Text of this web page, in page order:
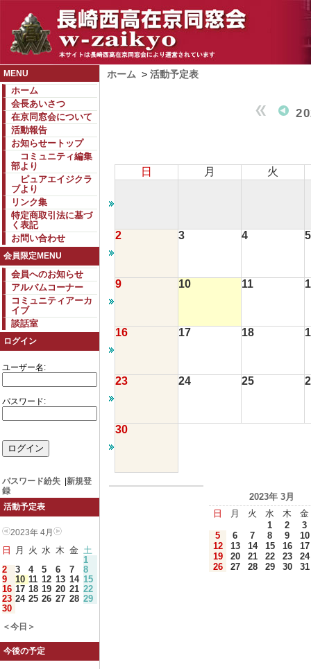
MENU
ホーム
会長あいさつ
在京同窓会について
活動報告
お知らせートップ
コミュニティ編集
部より
ピュアエイジクラ
ブより
リンク集
特定商取引法に基づ
く表記
お問い合わせ
会員限定MENU
会員へのお知らせ
アルバムコーナー
コミュニティアーカ
イブ
談話室
ログイン
ユーザー名:
パスワード:
パスワード紛失
新規登
録
活動予定表
2023年 4月
日 月 火 水 木 金 土
1
2
3 4 5 6 7
8
9
10 11 12 13 14 15
16 17 18 19 20 21 22
23 24 25 26 27 28 29
30
＜今日＞
今後の予定
ホーム > 活動予定表
日 月 火
2 3 4 5
9 10 11
16 17 18
23 24 25
30
2023年 3月
日
月 火 水 木
金
1
2
3
5
6 7 8 9
10
12
13 14 15 16
17
19
20 21 22 23
24
26
27 28 29 30 31